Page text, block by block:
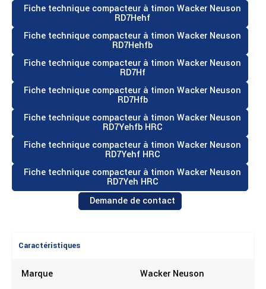
Demande de contact
Fiche technique compacteur à timon Wacker Neuson
RD7Hehf
Fiche technique compacteur à timon Wacker Neuson
RD7Hehfb
Fiche technique compacteur à timon Wacker Neuson
RD7Hf
Fiche technique compacteur à timon Wacker Neuson
RD7Hfb
Fiche technique compacteur à timon Wacker Neuson
RD7Yehfb HRC
Fiche technique compacteur à timon Wacker Neuson
RD7Yehf HRC
Fiche technique compacteur à timon Wacker Neuson
RD7Yeh HRC
Caractéristiques
Marque Wacker Neuson